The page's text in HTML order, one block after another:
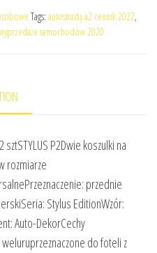
Tags: autostradą a2 cennik 2022,
samochodów 2020
P2Dwie koszulki na
rozmiarze
przednie
Stylus EditionWzór:
Auto-DekorCechy
do foteli z